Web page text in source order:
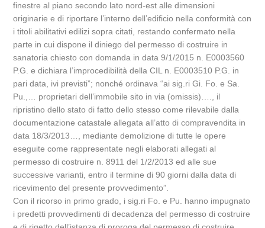
finestre al piano secondo lato nord-est alle dimensioni
originarie e di riportare l’interno dell’edificio nella conformità con
i titoli abilitativi edilizi sopra citati, restando confermato nella
parte in cui dispone il diniego del permesso di costruire in
sanatoria chiesto con domanda in data 9/1/2015 n. E0003560
P.G. e dichiara l’improcedibilità della CIL n. E0003510 P.G. in
pari data, ivi previsti”; nonché ordinava “ai sig.ri Gi. Fo. e Sa.
Pu.,… proprietari dell’immobile sito in via (omissis)…., il
ripristino dello stato di fatto dello stesso come rilevabile dalla
documentazione catastale allegata all’atto di compravendita in
data 18/3/2013…, mediante demolizione di tutte le opere
eseguite come rappresentate negli elaborati allegati al
permesso di costruire n. 8911 del 1/2/2013 ed alle sue
successive varianti, entro il termine di 90 giorni dalla data di
ricevimento del presente provvedimento”.
Con il ricorso in primo grado, i sig.ri Fo. e Pu. hanno impugnato
i predetti provvedimenti di decadenza del permesso di costruire